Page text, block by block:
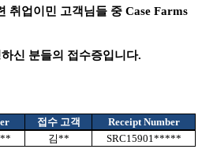
취업이민 고객님들 중 Case Farms
신 분들의 접수증입니다.
접수 고객
Receipt Number
김** SRC15901*****